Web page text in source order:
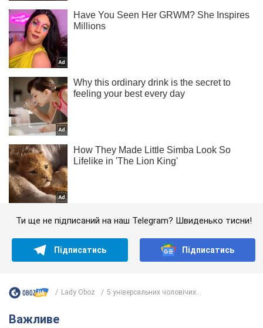
Ти ще не підписаний на наш Telegram? Швиденько тисни!
Підписатись Підписатись
Lady Oboz 5 універсальних чоловічих...
Важливе